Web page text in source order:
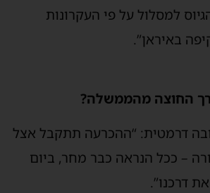
למסלול על פי העקרונות
באיראן”.
מהממשלה?
דרמטית: “ההכרעה תתקבל אצל
ככל הנראה כבר מחר, ביום